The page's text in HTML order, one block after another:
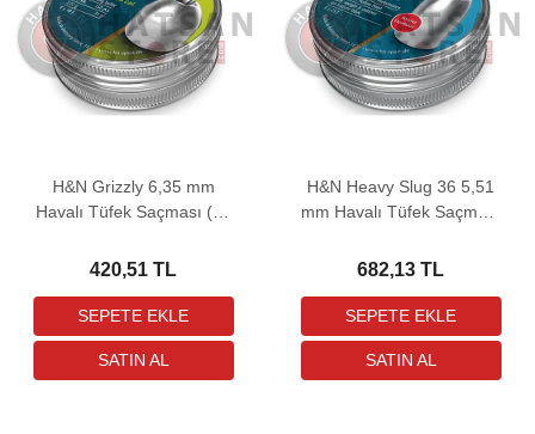
H&N Grizzly 6,35 mm
Havalı Tüfek Saçması (31
420,51 TL
H&N Heavy Slug 36 5,51
mm Havalı Tüfek Saçması
682,13 TL